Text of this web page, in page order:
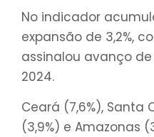
No indicador
expansão de 3,2%,
assinalou avanço
2024.
Ceará (7,6%), Santa
(3,9%) e Amazonas